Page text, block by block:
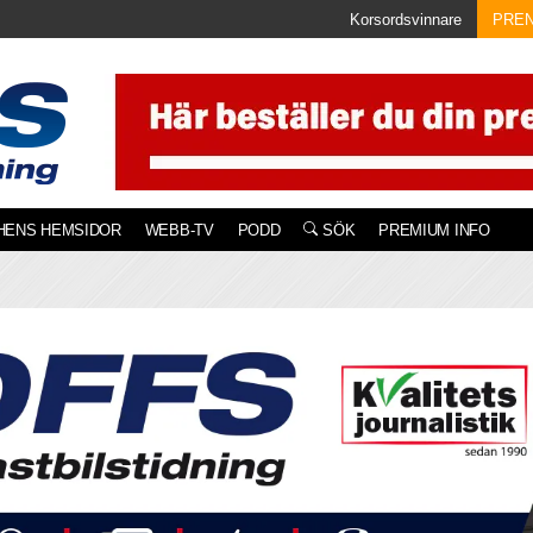
Korsordsvinnare
HEMSIDOR WEBB-TV PODD SÖK PREMIUM INFO